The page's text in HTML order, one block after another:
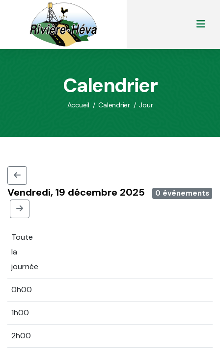
Calendrier
Accueil / Calendrier / Jour
Vendredi, 19 décembre 2025 0 événements
Toute
la
journée
0h00
1h00
2h00